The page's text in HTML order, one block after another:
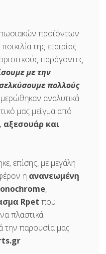
προϊόντων
της εταιρίας
παράγοντες
με την
πολλούς
αναλυτικά
μας μείγμα από
αξεσουάρ και
επίσης, με μεγάλη
η ανανεωμένη
,
Rpet που
πλαστικά
την παρουσία μας